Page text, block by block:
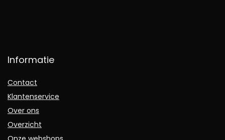
Informatie
Contact
Klantenservice
Over ons
Overzicht